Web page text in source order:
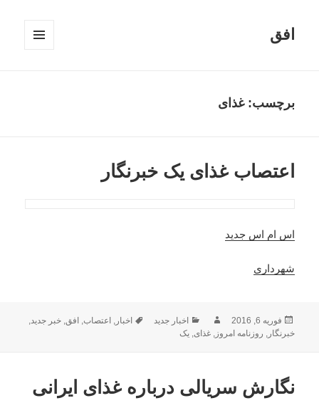
افق
برچسب:غذای
اعتصاب غذای یک خبرنگار
اس ام اس جدید
شهرداری
ارسال
شده
فوریه 6, 2016 نویسندهدسته‌ها
اخبار جدید برچسب‌ها
اخبار, اعتصاب, افق,خبر جدید,
خبرنگار, روزنامه امروز,غذای,یک
نگارش سریالی درباره غذای ایرانی